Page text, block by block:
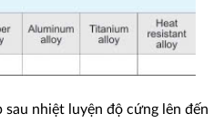
sau nhiệt luyện độ cứng lên đến